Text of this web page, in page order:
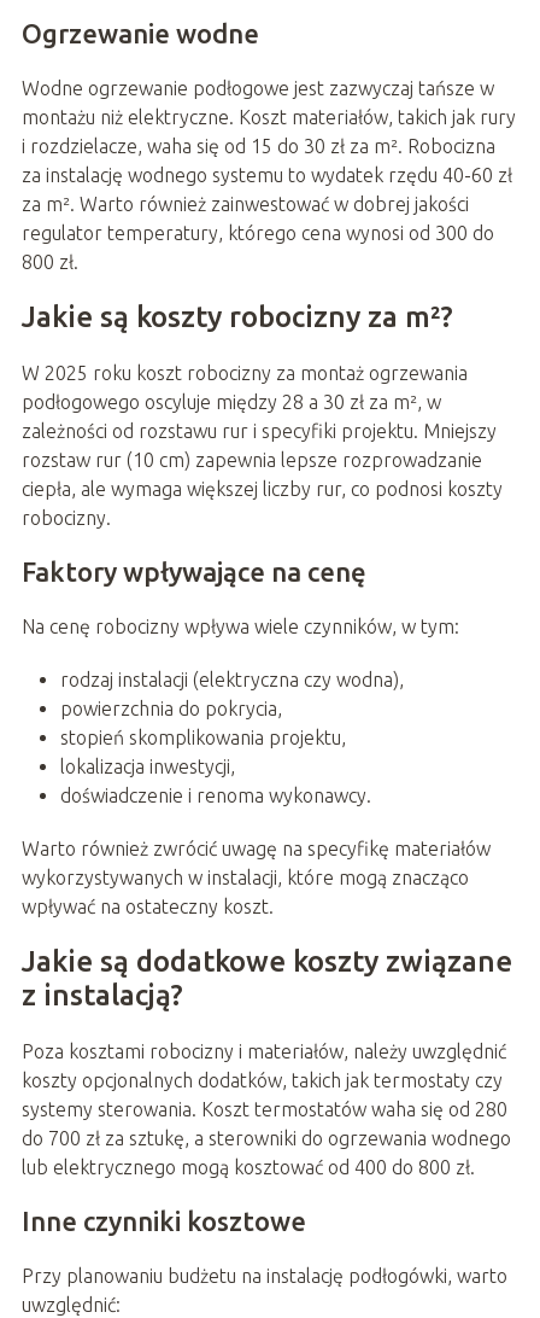
Ogrzewanie wodne
Wodne ogrzewanie podłogowe jest zazwyczaj tańsze w
montażu niż elektryczne. Koszt materiałów, takich jak rury
i rozdzielacze, waha się od 15 do 30 zł za m². Robocizna
za instalację wodnego systemu to wydatek rzędu 40-60 zł
za m². Warto również zainwestować w dobrej jakości
regulator temperatury, którego cena wynosi od 300 do
800 zł.
Jakie są koszty robocizny za m²?
W 2025 roku koszt robocizny za montaż ogrzewania
podłogowego oscyluje między 28 a 30 zł za m², w
zależności od rozstawu rur i specyfiki projektu. Mniejszy
rozstaw rur (10 cm) zapewnia lepsze rozprowadzanie
ciepła, ale wymaga większej liczby rur, co podnosi koszty
robocizny.
Faktory wpływające na cenę
Na cenę robocizny wpływa wiele czynników, w tym:
rodzaj instalacji (elektryczna czy wodna),
powierzchnia do pokrycia,
stopień skomplikowania projektu,
lokalizacja inwestycji,
doświadczenie i renoma wykonawcy.
Warto również zwrócić uwagę na specyfikę materiałów
wykorzystywanych w instalacji, które mogą znacząco
wpływać na ostateczny koszt.
Jakie są dodatkowe koszty związane
z instalacją?
Poza kosztami robocizny i materiałów, należy uwzględnić
koszty opcjonalnych dodatków, takich jak termostaty czy
systemy sterowania. Koszt termostatów waha się od 280
do 700 zł za sztukę, a sterowniki do ogrzewania wodnego
lub elektrycznego mogą kosztować od 400 do 800 zł.
Inne czynniki kosztowe
Przy planowaniu budżetu na instalację podłogówki, warto
uwzględnić: